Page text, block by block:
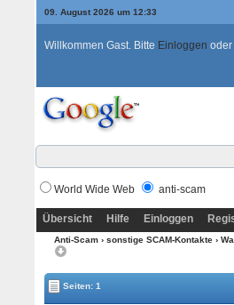
09. August 2026 um 12:33
Willkommen Gast. Bitte Einloggen oder
World Wide Web anti-scam
Übersicht Hilfe Einloggen
Anti-Scam› sonstige SCAM-Kontakte›
Seiten: 1